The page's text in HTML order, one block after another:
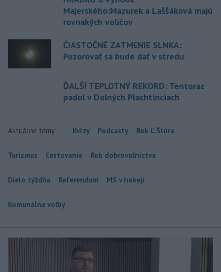
Majerského:Mazurek a Laššáková majú
rovnakých voličov
ČIASTOČNÉ ZATMENIE SLNKA:
Pozorovať sa bude dať v stredu
ĎALŠÍ TEPLOTNÝ REKORD: Tentoraz
padol v Dolných Plachtinciach
Aktuálne témy: Kvízy Podcasty Rok Ľ.Štúra
Turizmus Cestovanie Rok dobrovoľníctva
Dielo týždňa Referendum MS v hokeji
Komunálne voľby